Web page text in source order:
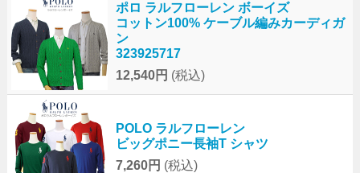
ポロ ラルフローレン ボーイズ
コットン100% ケーブル編みカーディガ
ン
323925717
12,540円 (税込)
POLO ラルフローレン
ビッグポニー長袖T シャツ
7,260円 (税込)